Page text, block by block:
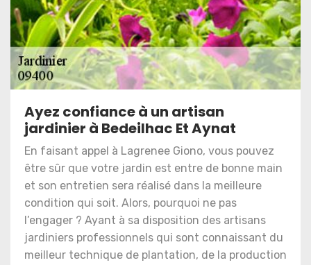
Ayez confiance à un artisan
jardinier à Bedeilhac Et Aynat
En faisant appel à Lagrenee Giono, vous pouvez
être sûr que votre jardin est entre de bonne main
et son entretien sera réalisé dans la meilleure
condition qui soit. Alors, pourquoi ne pas
l’engager ? Ayant à sa disposition des artisans
jardiniers professionnels qui sont connaissant du
meilleur technique de plantation, de la production